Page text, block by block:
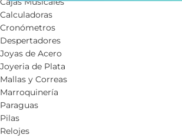
Calculadoras
Cronómetros
Despertadores
Joyas de Acero
Joyeria de Plata
Mallas y Correas
Marroquinería
Paraguas
Pilas
Relojes